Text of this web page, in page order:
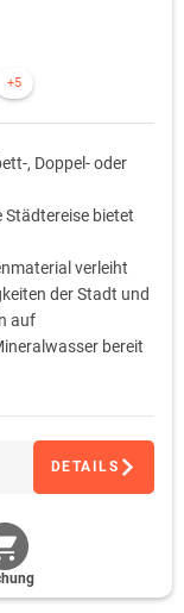
+5
, Doppel- oder
Städtereise bietet
verleiht
der Stadt und
auf
bereit
DETAILS